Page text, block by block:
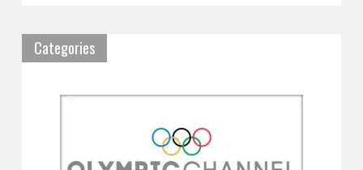
Categories